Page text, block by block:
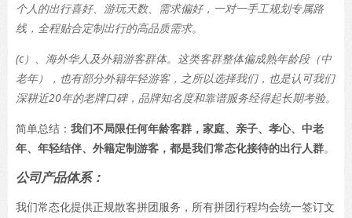
个人的出行喜好、游玩天数、需求偏好，一对一手工规划专属路
线，全程贴合定制出行的高品质需求。
(c）、海外华人及外籍游客群体。这类客群整体偏成熟年龄段（中
老年），也有部分外籍年轻游客，之所以选择我们，也是认可我们
深耕近20年的老牌口碑，品牌知名度和靠谱服务经得起长期考验。
简单总结： 我们不局限任何年龄客群，家庭、亲子、孝心、中老
年、年轻结伴、外籍定制游客，都是我们常态化接待的出行人群。
公司产品体系：
我们常态化提供正规散客拼团服务，所有拼团行程均会统一签订文